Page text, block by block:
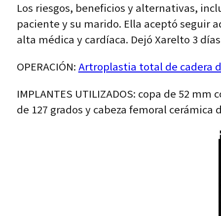
Los riesgos, beneficios y alternativas,
paciente y su marido. Ella aceptó seguir
alta médica y cardíaca. Dejó Xarelto 3
OPERACIÓN:Artroplastia total de cadera
IMPLANTES UTILIZADOS: copa de 52
de 127 grados y cabeza femoral cerámica